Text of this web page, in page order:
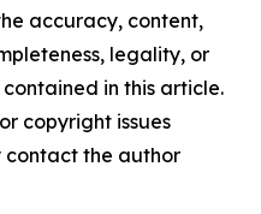
accuracy, content,
legality, or
in this article.
copyright issues
contact the author